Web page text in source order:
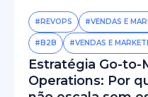
#REVOPS #VENDAS E
#B2B #VENDAS E
Estratégia Go-to-
Operations: Por